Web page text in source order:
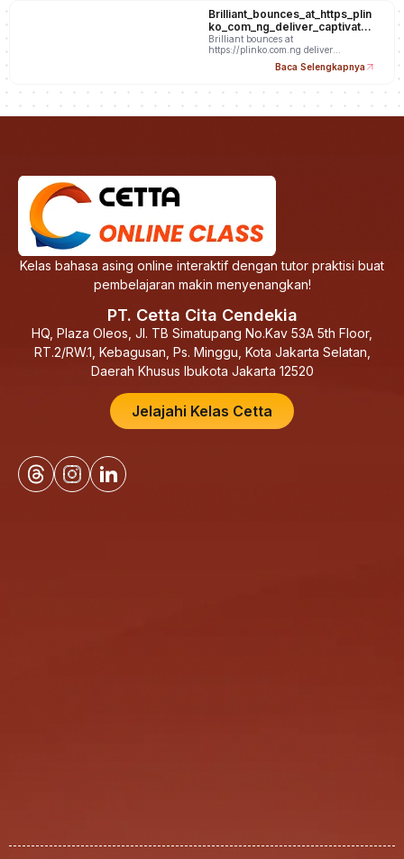
Brilliant_bounces_at_https_plin
ko_com_ng_deliver_captivatin
g_wins_and_unpredicta
Brilliant bounces at
https://plinko.com.ng deliver
Baca Selengkapnya
Kelas bahasa asing online interaktif dengan tutor praktisi buat
pembelajaran makin menyenangkan!
PT. Cetta Cita Cendekia
HQ, Plaza Oleos, Jl. TB Simatupang No.Kav 53A 5th Floor,
RT.2/RW.1, Kebagusan, Ps. Minggu, Kota Jakarta Selatan,
Daerah Khusus Ibukota Jakarta 12520
Jelajahi Kelas Cetta